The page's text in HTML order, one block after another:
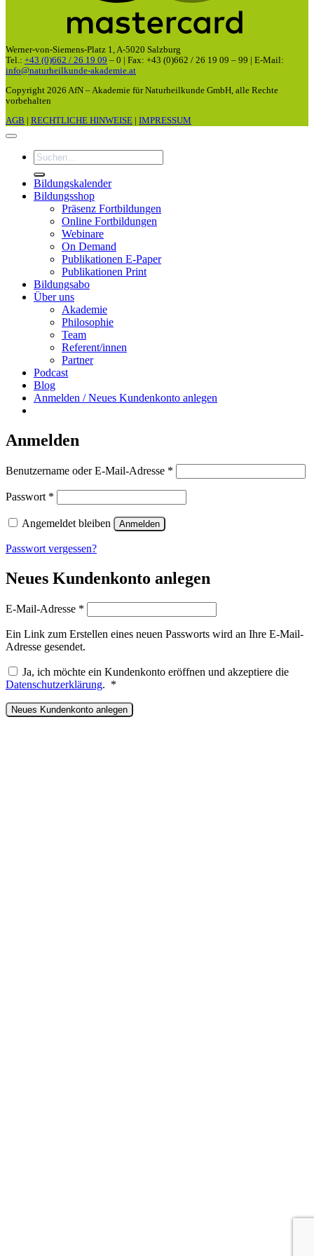
Werner-von-Siemens-Platz 1, A-5020 Salzburg
Tel.: +43 (0)662 / 26 19 09 – 0 | Fax: +43 (0)662 / 26 19 09 – 99 | E-Mail:
info@naturheilkunde-akademie.at
Copyright 2026 AfN – Akademie für Naturheilkunde GmbH, alle Rechte
vorbehalten
AGB
RECHTLICHE HINWEISE IMPRESSUM
Suchen
nach:
Bildungskalender
Bildungsshop
Präsenz Fortbildungen
Online Fortbildungen
Webinare
On Demand
Publikationen E-Paper
Publikationen Print
Bildungsabo
Über uns
Akademie
Philosophie
Team
Referent/innen
Partner
Podcast
Blog
Anmelden / Neues Kundenkonto anlegen
Anmelden
Benutzername oder E-Mail-Adresse *
Passwort *
Angemeldet bleiben Anmelden
Passwort vergessen?
Neues Kundenkonto anlegen
E-Mail-Adresse *
Ein Link zum Erstellen eines neuen Passworts wird an Ihre E-Mail-
Adresse gesendet.
Ja, ich möchte ein Kundenkonto eröffnen und akzeptiere die
Datenschutzerklärung. *
Neues Kundenkonto anlegen